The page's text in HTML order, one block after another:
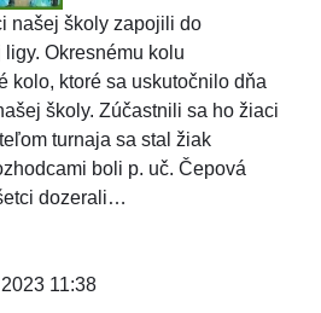
našej školy zapojili do
Okresnému kolu
kolo, ktoré sa uskutočnilo dňa
školy. Zúčastnili sa ho žiaci
turnaja sa stal žiak
boli p. uč. Čepová
dozerali…
11:38